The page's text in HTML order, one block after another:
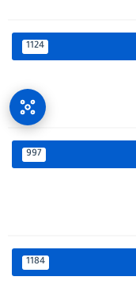
1124
997
1184